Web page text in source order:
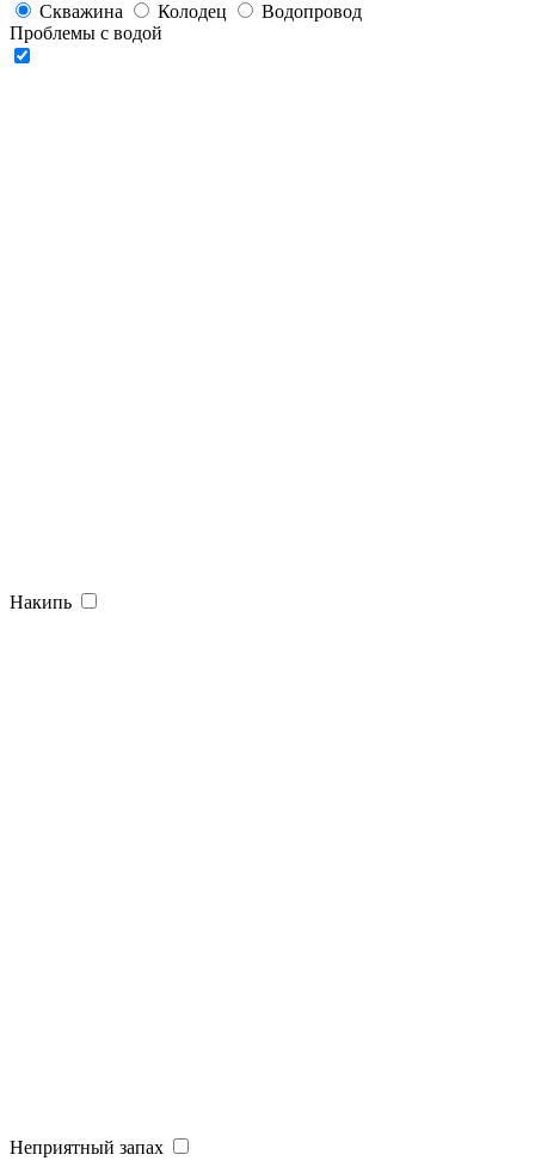
Скважина
Колодец
Водопровод
Проблемы с водой
Накипь
Неприятный запах